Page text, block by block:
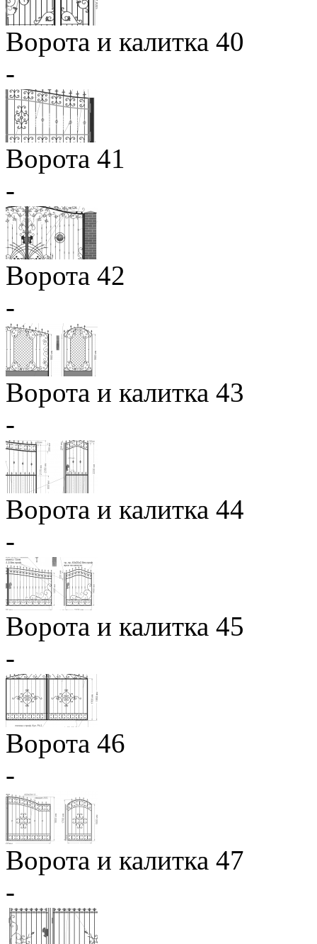
Ворота и калитка 40
-
Ворота 41
-
Ворота 42
-
Ворота и калитка 43
-
Ворота и калитка 44
-
Ворота и калитка 45
-
Ворота 46
-
Ворота и калитка 47
-